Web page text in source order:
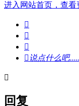
进入网站首页，查看



说点什么吧

回复